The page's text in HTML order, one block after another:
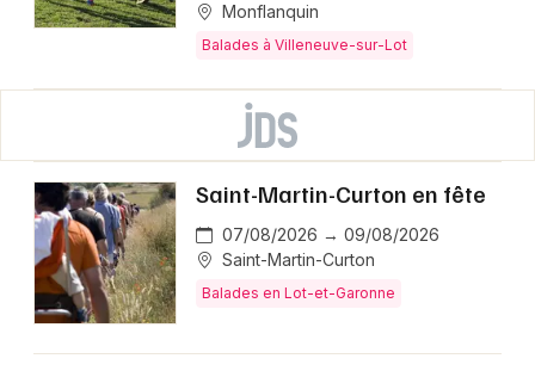
Monflanquin
Balades à Villeneuve-sur-Lot
Saint-Martin-Curton en fête
07/08/2026 → 09/08/2026
Saint-Martin-Curton
Balades en Lot-et-Garonne